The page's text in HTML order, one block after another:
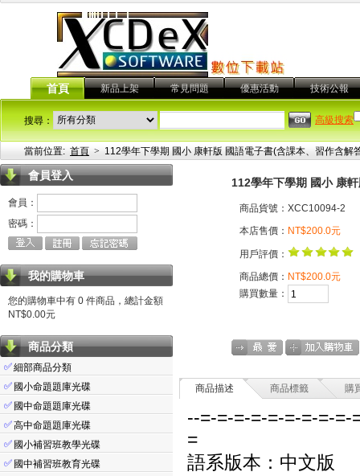
首頁 新品上架 常見問題 優惠活動 技術公報
搜尋： 高級搜索
當前位置: 首頁 > 112學年下學期 國小 康軒版 國語電子書(含課本、習作含解
會員登入
會員：
密碼：
我的購物車
您的購物車中有 0 件商品，總計金額
NT$0.00元
商品分類
✅細部商品分類
✅ 國小命題題庫光碟
✅ 國中命題題庫光碟
✅高中命題題庫光碟
✅ 國小補習班教學光碟
✅ 國中補習班教育光碟
112學年下學期 國小 康
商品貨號：XCC10094-2
本店售價： NT$200.0元
用戶評價：
商品總價： NT$200.0元
購買數量：
商品描述 商品標籤 購
--=-=-=-=-=-=-=-=-=-
=
語系版本：中文版